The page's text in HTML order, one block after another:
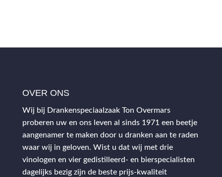
OVER ONS
Wij bij Drankenspeciaalzaak Ton Overmars
proberen uw en ons leven al sinds 1971 een beetje
aangenamer te maken door u dranken aan te raden
waar wij in geloven. Wist u dat wij met drie
vinologen en vier gedistilleerd- en bierspecialisten
dagelijks bezig zijn de beste prijs-kwaliteit